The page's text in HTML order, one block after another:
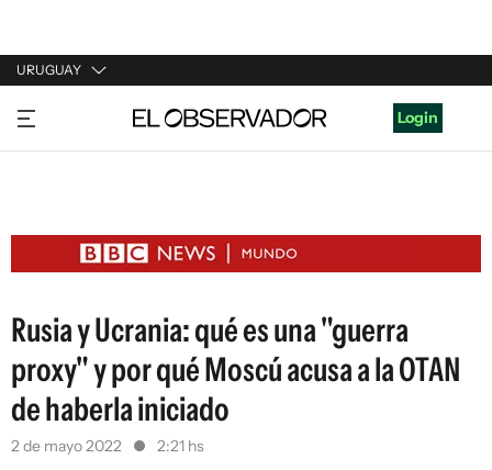
URUGUAY
URUGUAY
ARGENTINA
ESTADOS UNIDOS
Login
Rusia y Ucrania: qué es una "guerra
proxy" y por qué Moscú acusa a la OTAN
de haberla iniciado
2 de mayo 2022 2:21 hs